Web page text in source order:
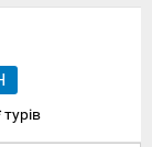
турів